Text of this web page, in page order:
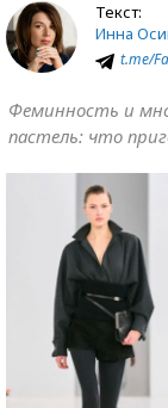
Текст:
Инна
t.me/
Феминность и
пастель: что